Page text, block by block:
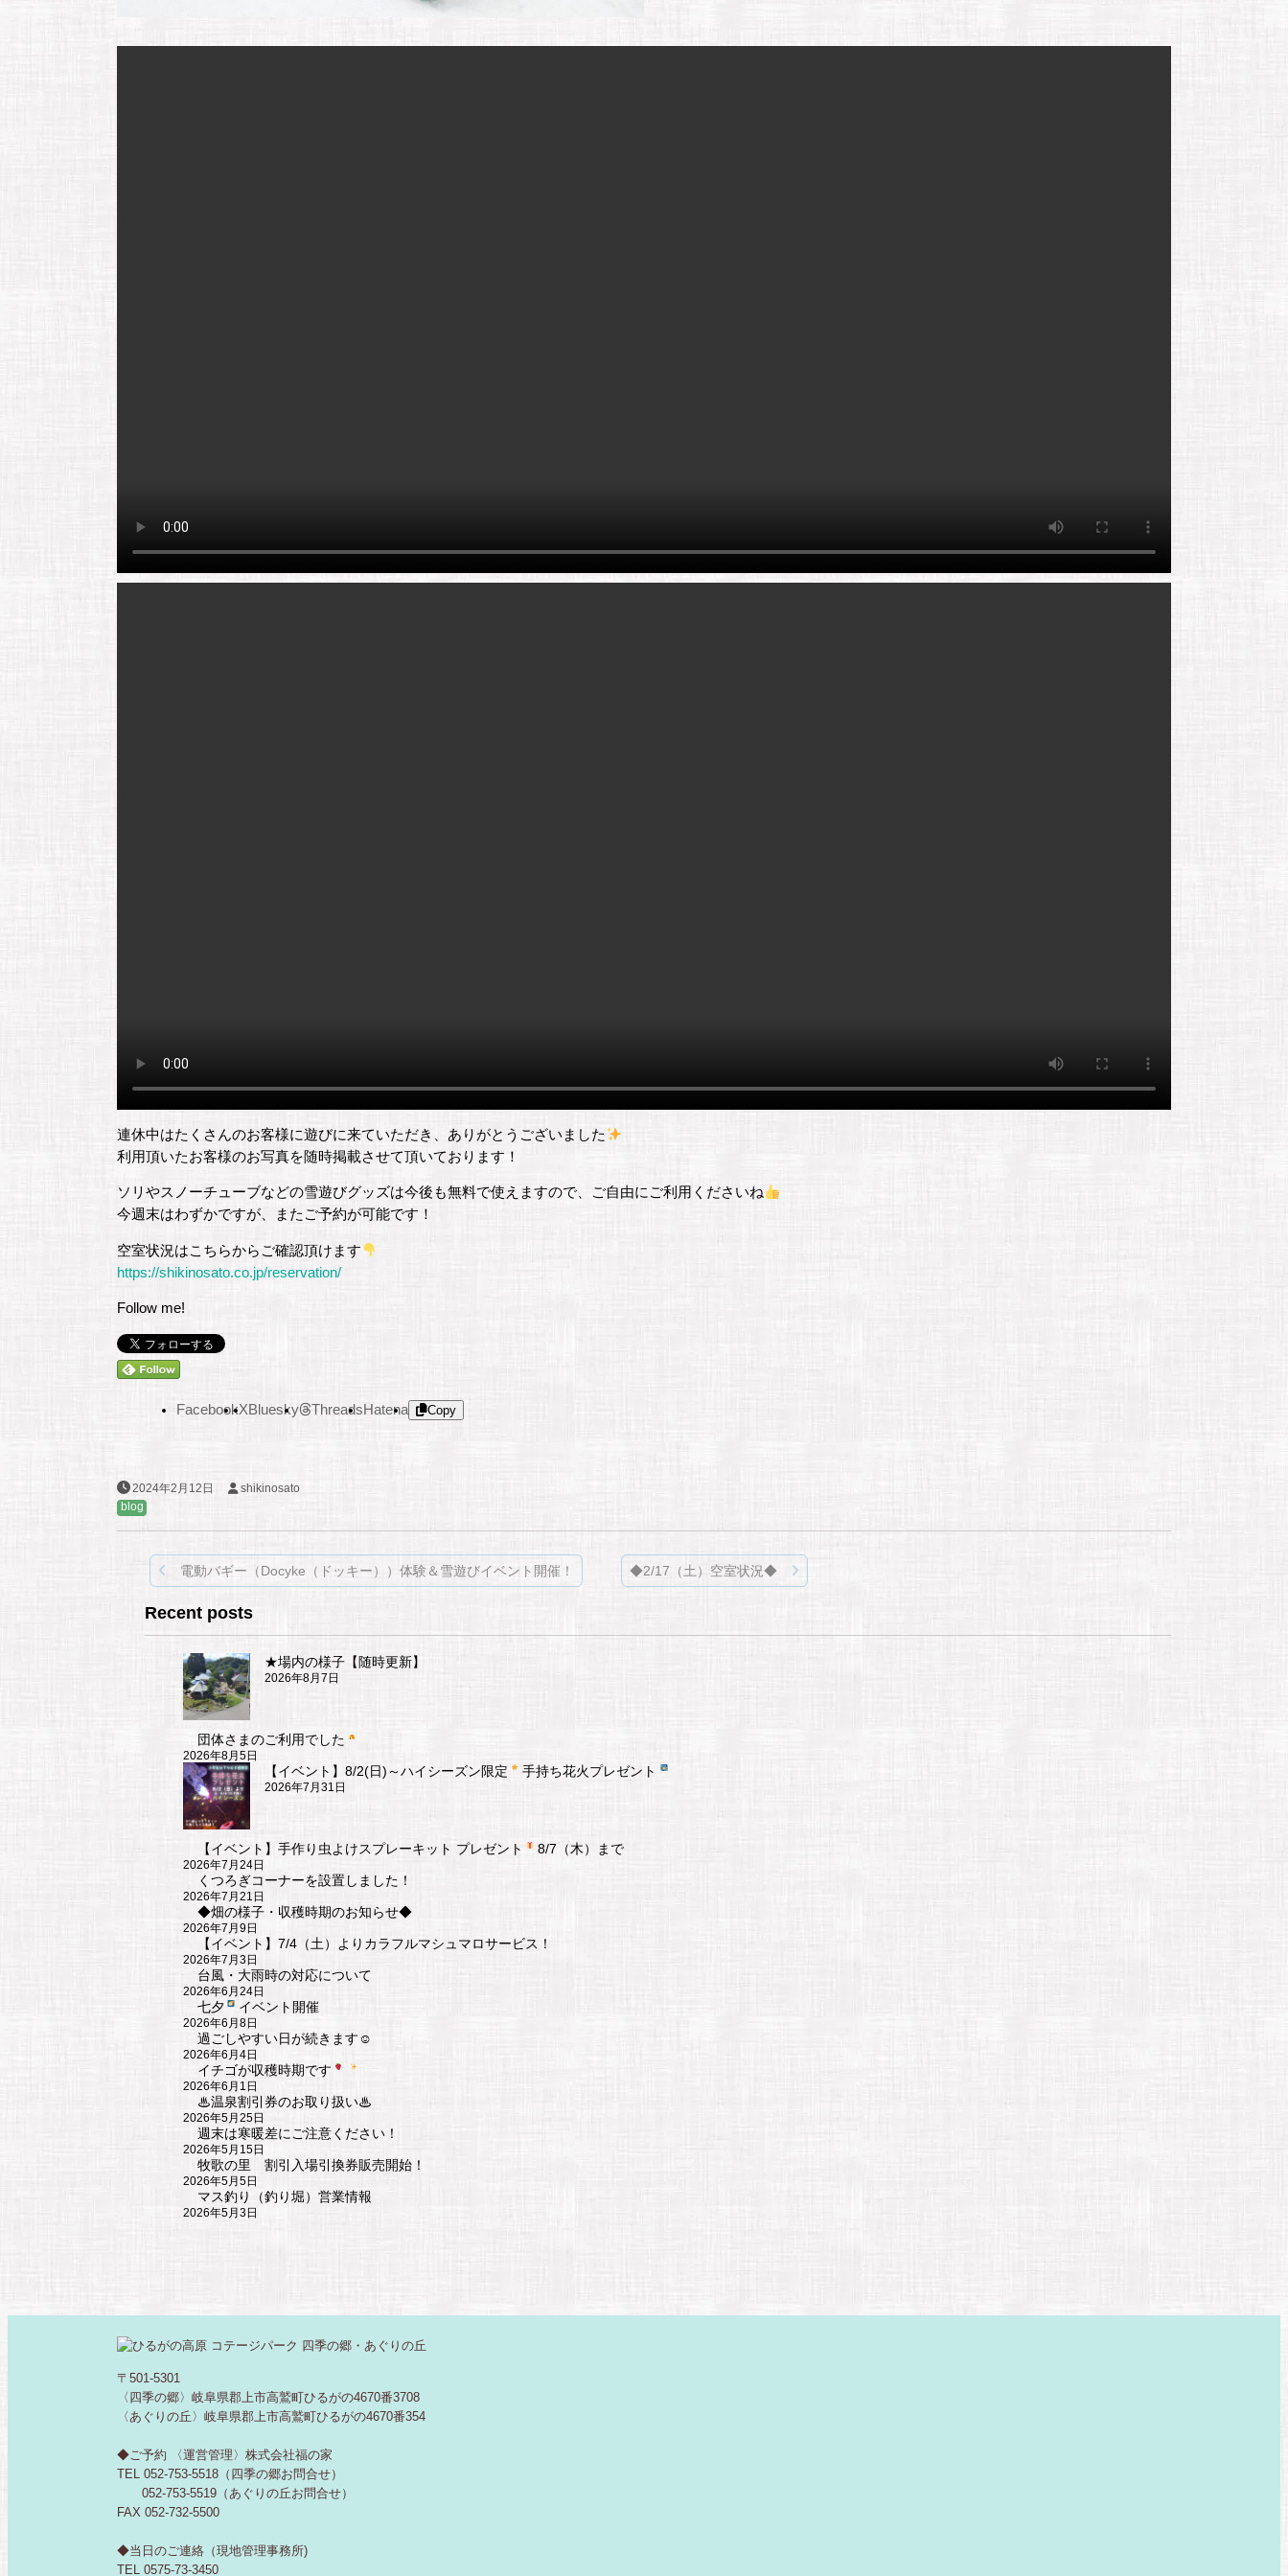
連休中はたくさんのお客様に遊びに来ていただき、ありがとうございました
利用頂いたお客様のお写真を随時掲載させて頂いております！
ソリやスノーチューブなどの雪遊びグッズは今後も無料で使えますので、ご自由にご利用くださいね
今週末はわずかですが、またご予約が可能です！
空室状況はこちらからご確認頂けます
https://shikinosato.co.jp/reservation/
Follow me!
FacebookXBluesky ThreadsHatena Copy
2024年2月12日
shikinosato
blog
投
稿
ナ
電動バギー（Docyke（ドッキー））体験＆雪遊びイベント開催！ ◆2/17（土）空室状況◆
Recent posts
★場内の様子【随時更新】
2026年8月7日
団体さまのご利用でした
2026年8月5日
【イベント】8/2(日)～ハイシーズン限定 手持ち花火プレゼント
2026年7月31日
【イベント】手作り虫よけスプレーキット プレゼント 8/7（木）まで
2026年7月24日
くつろぎコーナーを設置しました！
2026年7月21日
◆畑の様子・収穫時期のお知らせ◆
2026年7月9日
【イベント】7/4（土）よりカラフルマシュマロサービス！
2026年7月3日
台風・大雨時の対応について
2026年6月24日
七夕 イベント開催
2026年6月8日
過ごしやすい日が続きます☺
2026年6月4日
イチゴが収穫時期です
2026年6月1日
♨温泉割引券のお取り扱い♨
2026年5月25日
週末は寒暖差にご注意ください！
2026年5月15日
牧歌の里 割引入場引換券販売開始！
2026年5月5日
マス釣り（釣り堀）営業情報
2026年5月3日
〒501-5301
〈四季の郷〉岐阜県郡上市高鷲町ひるがの4670番3708
〈あぐりの丘〉岐阜県郡上市高鷲町ひるがの4670番354
◆ご予約 〈運営管理〉株式会社福の家
TEL 052-753-5518（四季の郷お問合せ）
052-753-5519（あぐりの丘お問合せ）
FAX 052-732-5500
◆当日のご連絡（現地管理事務所)
TEL 0575-73-3450